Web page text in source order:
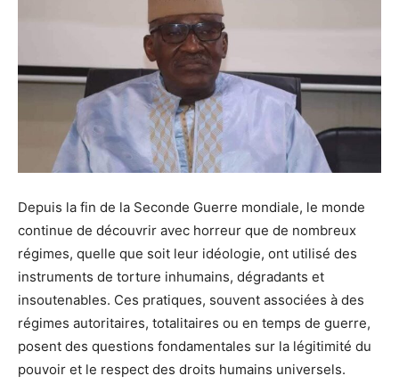
Depuis la fin de la Seconde Guerre mondiale, le monde
continue de découvrir avec horreur que de nombreux
régimes, quelle que soit leur idéologie, ont utilisé des
instruments de torture inhumains, dégradants et
insoutenables. Ces pratiques, souvent associées à des
régimes autoritaires, totalitaires ou en temps de guerre,
posent des questions fondamentales sur la légitimité du
pouvoir et le respect des droits humains universels.